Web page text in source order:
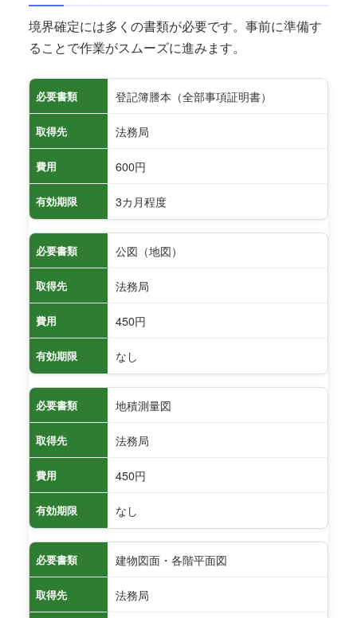
境界確定には多くの書類が必要です。事前に準備す
ることで作業がスムーズに進みます。
必要書類 登記簿謄本（全部事項証明書）
取得先 法務局
費用 600円
有効期限 3カ月程度
必要書類 公図（地図）
取得先 法務局
費用 450円
有効期限 なし
必要書類 地積測量図
取得先 法務局
費用 450円
有効期限 なし
必要書類 建物図面・各階平面図
取得先 法務局